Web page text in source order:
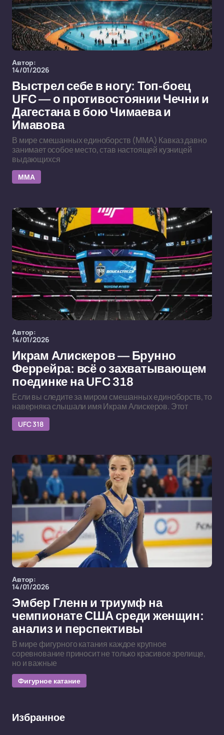
Автор:
14/01/2026
Выстрел себе в ногу: Топ-боец
UFC — о противостоянии Чечни и
Дагестана в бою Чимаева и
Имавова
В мире смешанных единоборств (ММА) Кавказ давно
занимает особое место, став настоящей кузницей
выдающихся
ММА
Автор:
14/01/2026
Икрам Алискеров — Брунно
Феррейра: всё о захватывающем
поединке на UFC 318
Если вы следите за миром смешанных единоборств, то
наверняка слышали имя Икрам Алискеров. Этот
UFC 318
Автор:
14/01/2026
Эмбер Гленн и триумф на
чемпионате США среди женщин:
анализ и перспективы
В мире фигурного катания каждое крупное
соревнование приносит не только красивое зрелище,
но и важные
Фигурное катание
Избранное